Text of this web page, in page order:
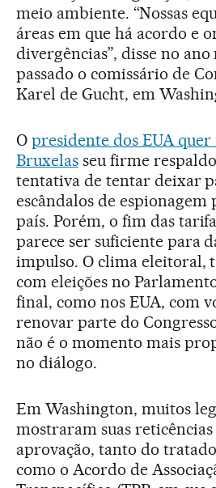
meio ambiente. “Nossas
áreas em que há acordo e
divergências”, disse no
passado o comissário de
Karel de Gucht, em
O presidente dos EUA
Bruxelasseu firme
tentativa de tentar deixar
escândalos de espionagem
país. Porém, o fim das
parece ser suficiente para
impulso. O clima eleitoral,
com eleições no
final, como nos EUA, com
renovar parte do
não é o momento mais
no diálogo.
Em Washington, muitos
mostraram suas
aprovação, tanto do
como o Acordo de